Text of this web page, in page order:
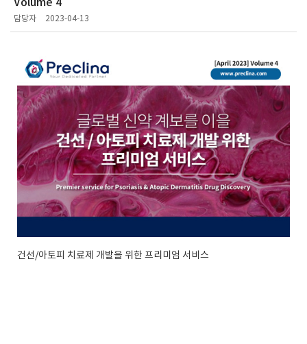
Volume 4
담당자 2023-04-13
건선/아토피 치료제 개발을 위한 프리미엄 서비스